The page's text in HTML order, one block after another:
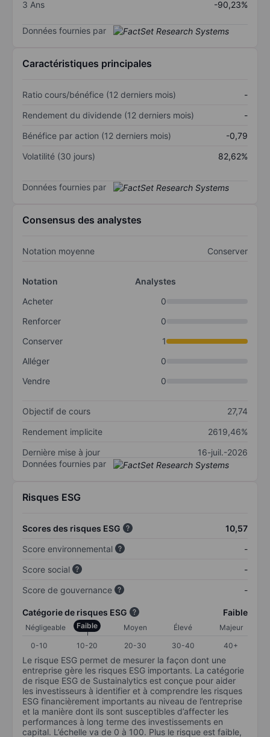
3 Ans
-90,23%
Données fournies par
Caractéristiques principales
Ratio cours/bénéfice (12 derniers mois)
-
Rendement du dividende (12 derniers mois)
-
Bénéfice par action (12 derniers mois)
-0,79
Volatilité (30 jours)
82,62%
Données fournies par
Consensus des analystes
Notation moyenne Conserver
Notation
Analystes
Acheter
0
Renforcer
0
Conserver
1
Alléger
0
Vendre
0
Objectif de cours
27,74
Rendement implicite
2619,46%
Dernière mise à jour
16-juil.-2026
Données fournies par
Risques ESG
Scores des risques ESG
10,57
Score environnemental
-
Score social
-
Score de gouvernance
-
Catégorie de risques ESG Faible
Négligeable Faible Moyen Élevé
Majeur
0-10
10-20 20-30 30-40 40+
Le risque ESG permet de mesurer la façon dont une
entreprise gère les risques ESG importants. La catégorie
de risque ESG de Sustainalytics est conçue pour aider
les investisseurs à identifier et à comprendre les risques
ESG financièrement importants au niveau de l’entreprise
et la manière dont ils sont susceptibles d’affecter les
performances à long terme des investissements en
capital. L’échelle va de 0 à 100. Plus le risque est faible,